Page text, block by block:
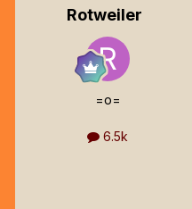
Rotweiler
=o=
6.5k